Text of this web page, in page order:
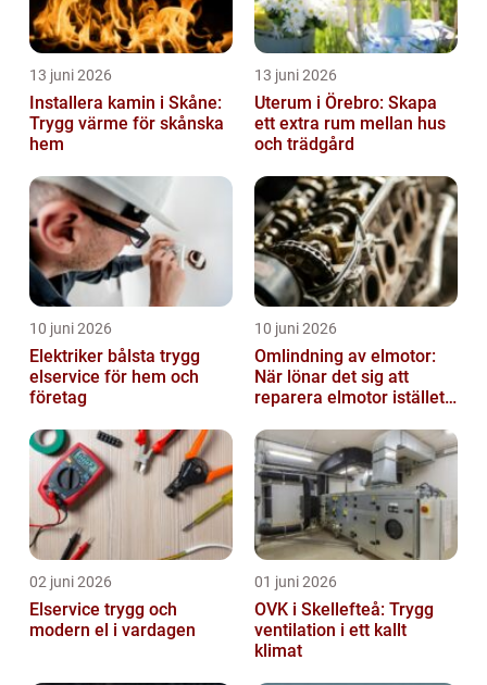
13 juni 2026
Installera kamin i Skåne:
Trygg värme för skånska
hem
13 juni 2026
Uterum i Örebro: Skapa
ett extra rum mellan hus
och trädgård
10 juni 2026
Elektriker bålsta trygg
elservice för hem och
företag
10 juni 2026
Omlindning av elmotor:
När lönar det sig att
reparera elmotor istället
02 juni 2026
Elservice trygg och
modern el i vardagen
01 juni 2026
OVK i Skellefteå: Trygg
ventilation i ett kallt
klimat